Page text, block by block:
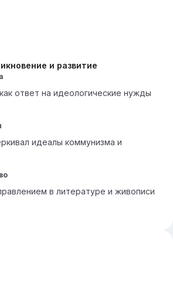
и развитие
ответ на идеологические нужды
идеалы коммунизма и
в литературе и живописи